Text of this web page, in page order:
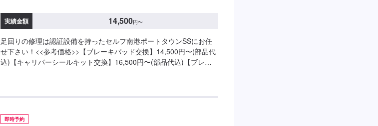
実績金額 14,500円〜
足回りの修理は認証設備を持ったセルフ南港ポートタウンSSにお任
せ下さい！<<参考価格>>【ブレーキパッド交換】14,500円〜(部品代
込)【キャリパーシールキット交換】16,500円〜(部品代込)【ブレー
即時予約